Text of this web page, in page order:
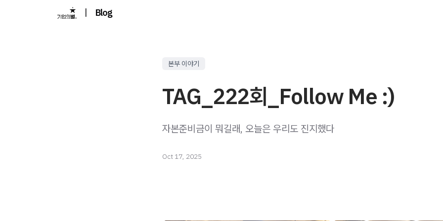
| Blog
본부 이야기
TAG_222회_Follow Me :)
자본준비금이 뭐길래, 오늘은 우리도 진지했다
Oct 17, 2025